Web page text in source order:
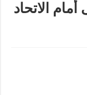
الاتحاد